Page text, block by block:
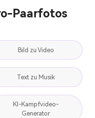
Paarfotos
Bild zu Video
Text zu Musik
KI-Kampfvideo-
Generator